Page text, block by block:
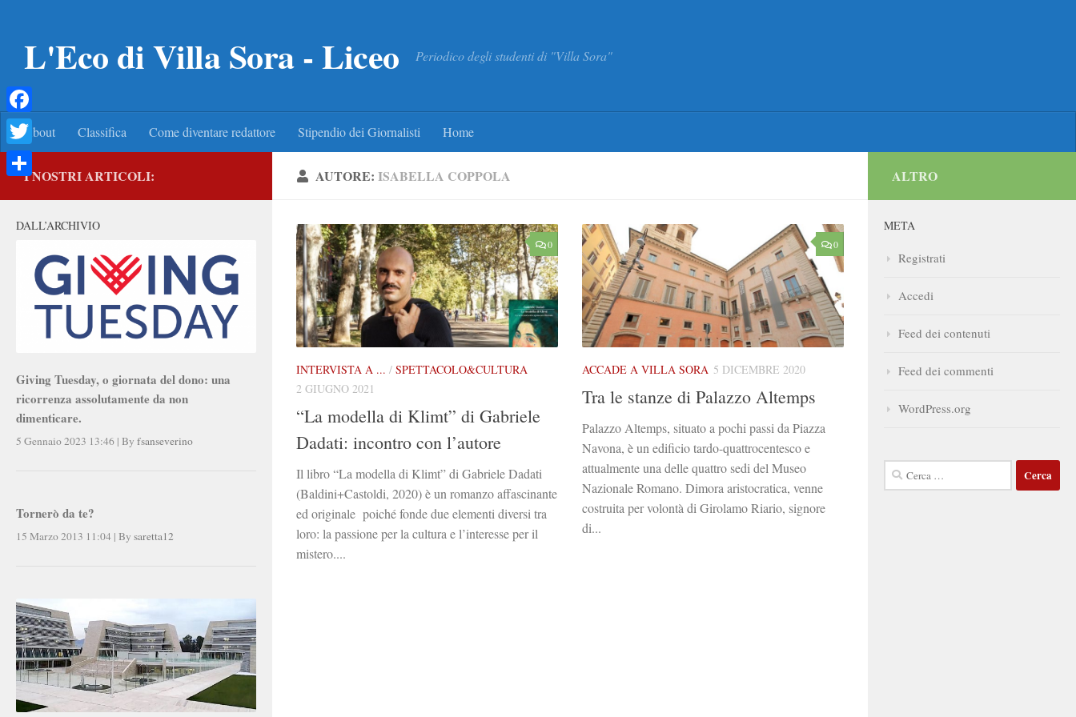
L'Eco di Villa Sora - Liceo Periodico degli studenti di "Villa Sora"
About Classifica Come diventare redattore Stipendio dei Giornalisti Home
AUTORE: ISABELLA COPPOLA
0
INTERVISTA A ... / SPETTACOLO&CULTURA
2 GIUGNO 2021
“La modella di Klimt” di Gabriele
Dadati: incontro con l’autore
Il libro “La modella di Klimt” di Gabriele Dadati
(Baldini+Castoldi, 2020) è un romanzo affascinante
ed originale poiché fonde due elementi diversi tra
loro: la passione per la cultura e l’interesse per il
mistero....
0
ACCADE A VILLA SORA 5 DICEMBRE 2020
Tra le stanze di Palazzo Altemps
Palazzo Altemps, situato a pochi passi da Piazza
Navona, è un edificio tardo-quattrocentesco e
attualmente una delle quattro sedi del Museo
Nazionale Romano. Dimora aristocratica, venne
costruita per volontà di Girolamo Riario, signore
di...
I NOSTRI ARTICOLI:
DALL’ARCHIVIO
Giving Tuesday, o giornata del dono: una
ricorrenza assolutamente da non
dimenticare.
5 Gennaio 2023 13:46 | By fsanseverino
Tornerò da te?
15 Marzo 2013 11:04 | By saretta12
ALTRO
META
Registrati
Accedi
Feed dei contenuti
Feed dei commenti
WordPress.org
Ricerca
per:
Facebook
Twitter